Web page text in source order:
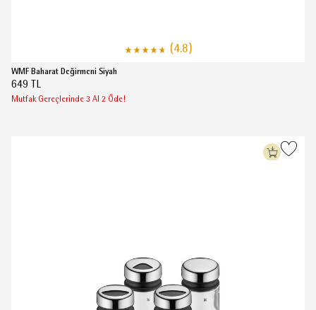
(4.8)
WMF Baharat Değirmeni Siyah
649 TL
Mutfak Gereçlerinde 3 Al 2 Öde!